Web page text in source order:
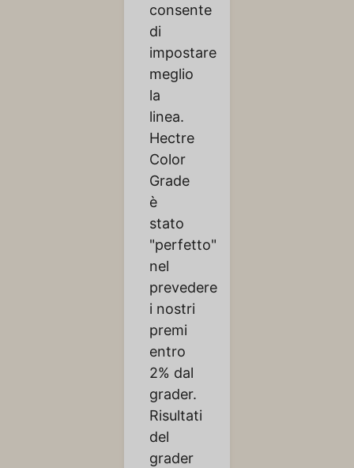
consente
di
impostare
meglio
la
linea.
Hectre
Color
Grade
è
stato
"perfetto"
nel
prevedere
i nostri
premi
entro
2% dal
grader.
Risultati
del
grader